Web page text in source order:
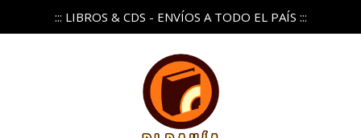
::: LIBROS & CDS - ENVÍOS A TODO EL PAÍS :::